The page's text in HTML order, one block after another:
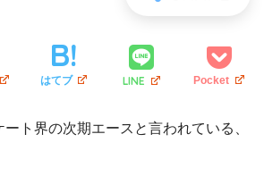
はてブ LINE Pocket
ト界の次期エースと言われている、